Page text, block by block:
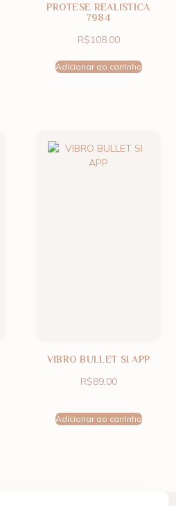
PROTESE REALISTICA
7984
R$108.00
Adicionar ao carrinho
VIBRO BULLET SI APP
R$89.00
Adicionar ao carrinho